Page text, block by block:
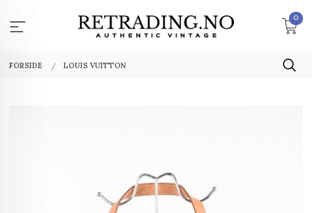
innholdet
0
FORSIDE LOUIS VUITTON